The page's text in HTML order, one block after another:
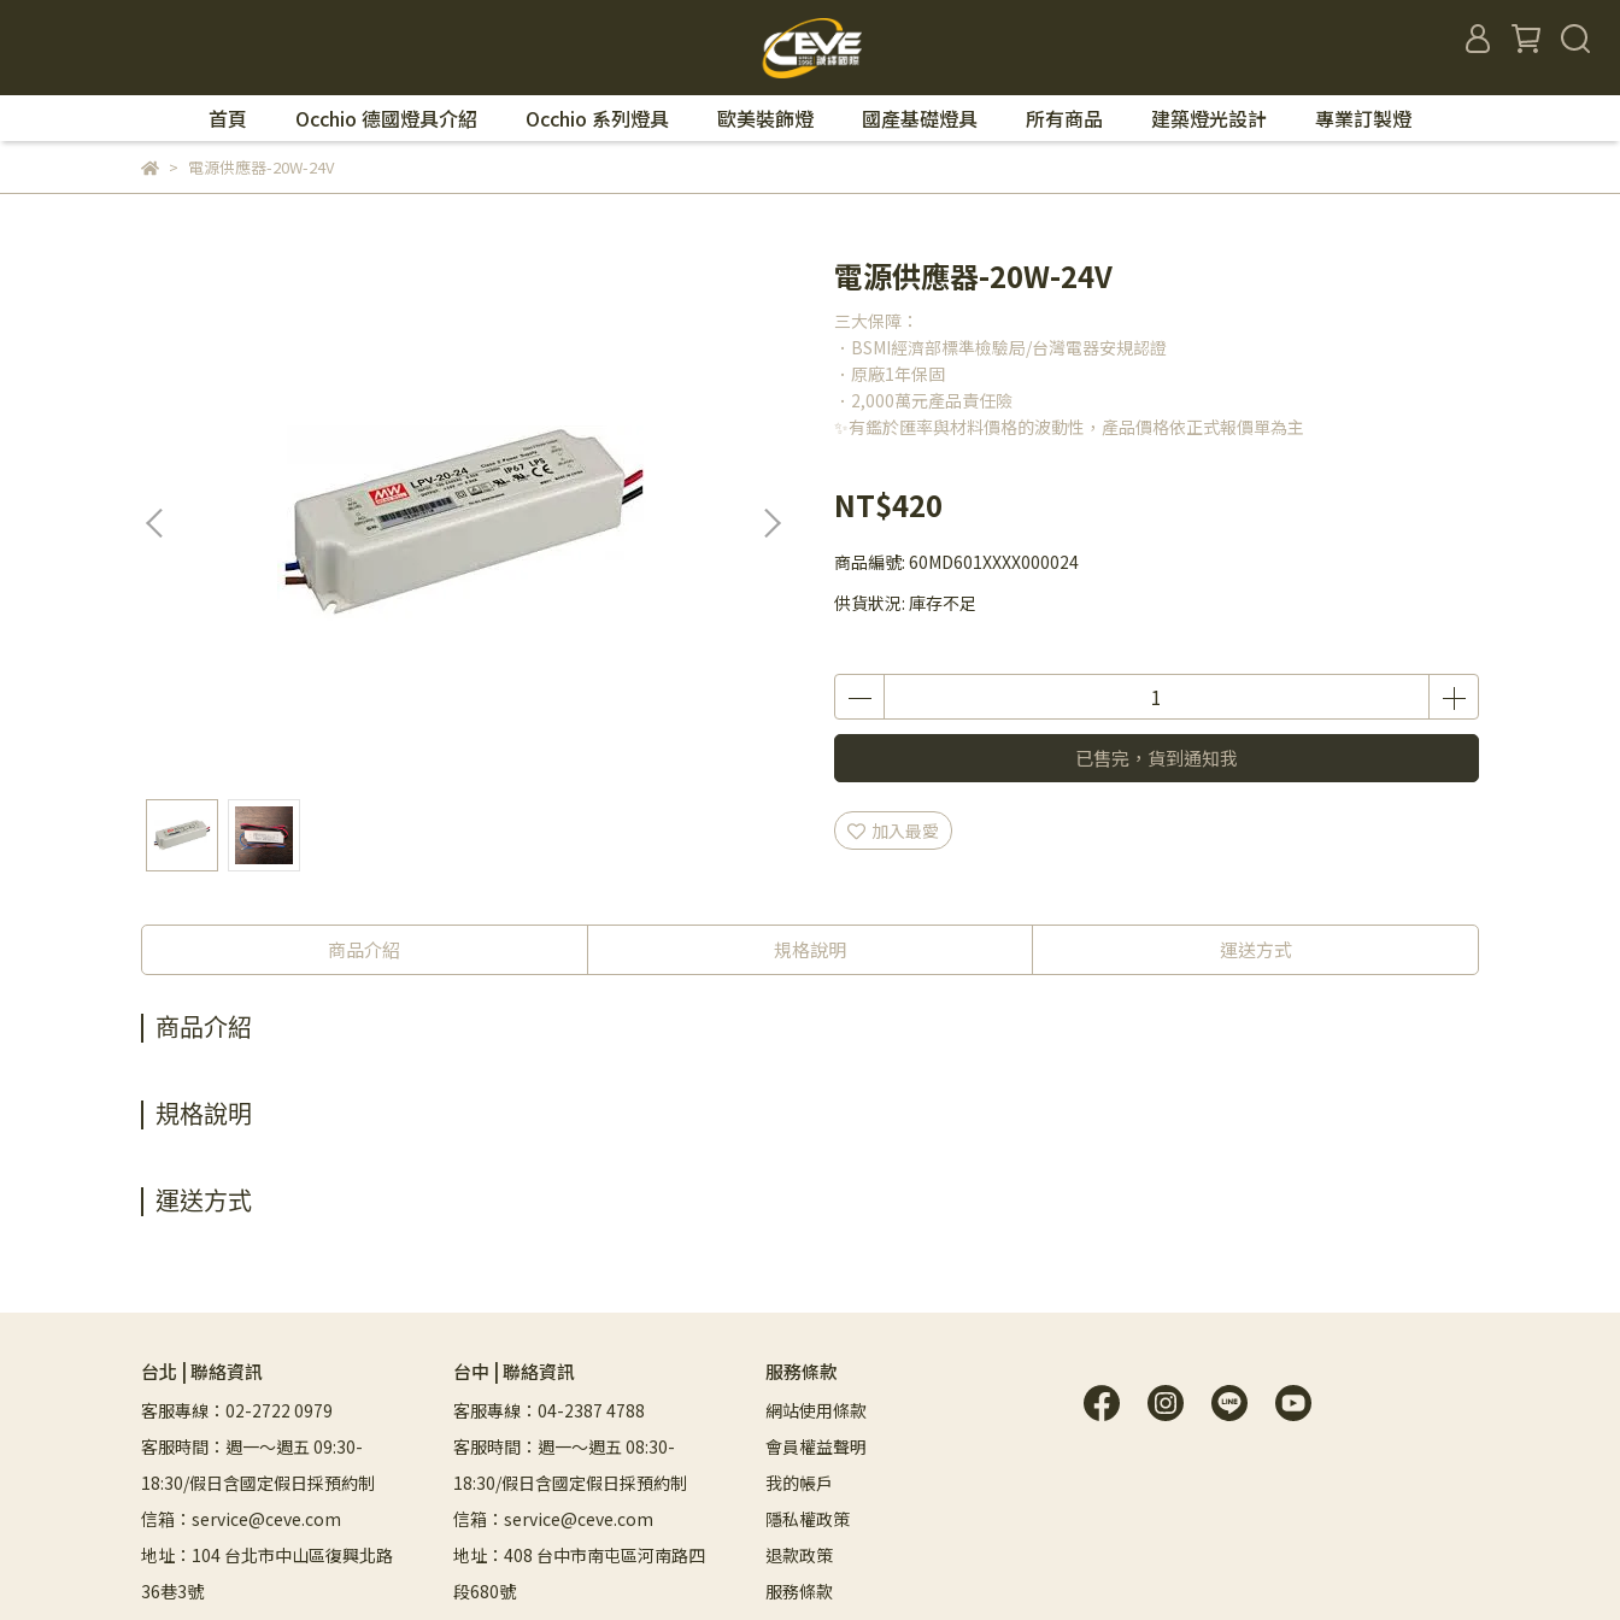
首頁 Occhio 德國燈具介紹 Occhio 系列燈具 歐美裝飾燈 國產基礎燈具 所有商品 建築燈光設計 專業訂製燈
電源供應器-20W-24V
電源供應器-20W-24V
三大保障：
．BSMI經濟部標準檢驗局/台灣電器安規認證
．原廠1年保固
．2,000萬元產品責任險
✨有鑑於匯率與材料價格的波動性，產品價格依正式報價單為主
NT$420
商品編號: 60MD601XXXX000024
供貨狀況: 庫存不足
已售完，貨到通知我
加入最愛
商品介紹 規格說明 運送方式
商品介紹
規格說明
運送方式
台北 | 聯絡資訊
客服專線：02-2722 0979
客服時間：週一～週五 09:30-
18:30/假日含國定假日採預約制
信箱：service@ceve.com
地址：104 台北市中山區復興北路
36巷3號
台中 | 聯絡資訊
客服專線：04-2387 4788
客服時間：週一～週五 08:30-
18:30/假日含國定假日採預約制
信箱：service@ceve.com
地址：408 台中市南屯區河南路四
段680號
服務條款
網站使用條款
會員權益聲明
我的帳戶
隱私權政策
退款政策
服務條款